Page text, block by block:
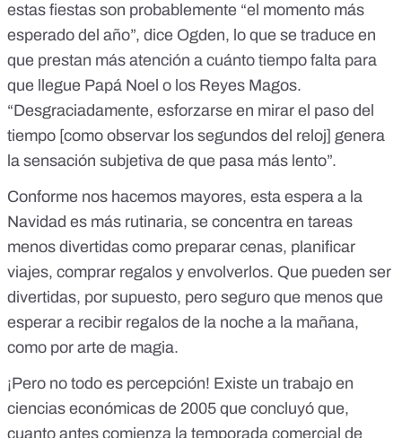
estas fiestas son probablemente “el momento más
esperado del año”, dice Ogden, lo que se traduce en
que prestan más atención a cuánto tiempo falta para
que llegue Papá Noel o los Reyes Magos.
“Desgraciadamente, esforzarse en mirar el paso del
tiempo [como observar los segundos del reloj] genera
la sensación subjetiva de que pasa más lento”.
Conforme nos hacemos mayores, esta espera a la
Navidad es más rutinaria, se concentra en tareas
menos divertidas como preparar cenas, planificar
viajes, comprar regalos y envolverlos. Que pueden ser
divertidas, por supuesto, pero seguro que menos que
esperar a recibir regalos de la noche a la mañana,
como por arte de magia.
¡Pero no todo es percepción! Existe un trabajo en
ciencias económicas de 2005 que concluyó que,
cuanto antes comienza la temporada comercial de